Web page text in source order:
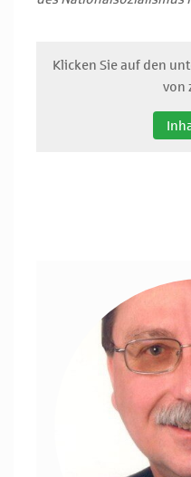
Klicken Sie auf den
von